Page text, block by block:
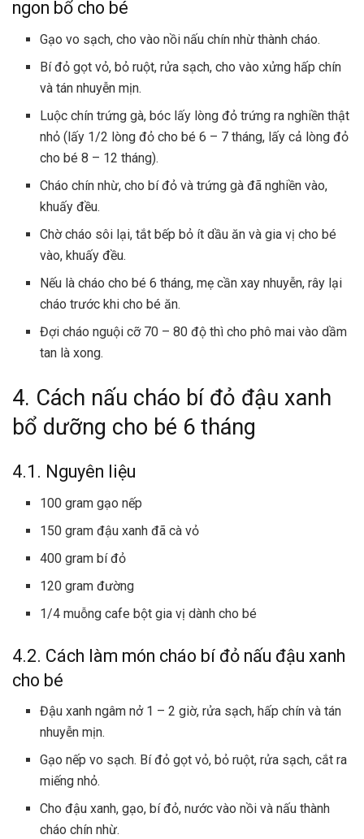
ngon bổ cho bé
Gạo vo sạch, cho vào nồi nấu chín nhừ thành cháo.
Bí đỏ gọt vỏ, bỏ ruột, rửa sạch, cho vàoxửng hấp chín
và tán nhuyễn mịn.
Luộc chín trứng gà, bóc lấy lòng đỏ trứng ra nghiền thật
nhỏ (lấy 1/2 lòng đỏ cho bé 6 – 7 tháng, lấy cả lòng đỏ
cho bé 8 – 12 tháng).
Cháo chín nhừ, cho bí đỏ và trứng gà đã nghiền vào,
khuấy đều.
Chờ cháo sôi lại, tắt bếp bỏ ít dầu ăn và gia vị cho bé
vào, khuấy đều.
Nếu là cháo cho bé 6 tháng, mẹ cần xay nhuyễn, rây lại
cháo trước khi cho bé ăn.
Đợi cháo nguội cỡ 70 – 80 độ thì cho phô mai vào dầm
tan là xong.
4. Cách nấu cháo bí đỏ đậu xanh
bổ dưỡng cho bé 6 tháng
4.1. Nguyên liệu
100 gram gạo nếp
150 gram đậu xanh đã cà vỏ
400 gram bí đỏ
120 gram đường
1/4 muỗng cafe bột gia vị dành cho bé
4.2. Cách làm món cháo bí đỏ nấu đậu xanh
cho bé
Đậu xanh ngâm nở 1 – 2 giờ, rửa sạch, hấp chín và tán
nhuyễn mịn.
Gạo nếp vo sạch. Bí đỏ gọt vỏ, bỏ ruột, rửa sạch, cắt ra
miếng nhỏ.
Cho đậu xanh, gạo, bí đỏ, nước vào nồi và nấu thành
cháo chín nhừ.